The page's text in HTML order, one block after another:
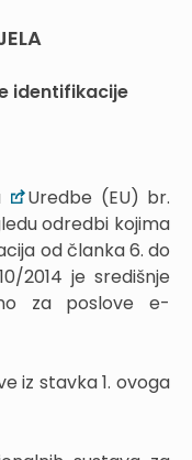
identifikacije
Uredbe (EU) br.
odredbi kojima
od članka 6. do
2014 je središnje
za poslove e-
iz stavka 1. ovoga